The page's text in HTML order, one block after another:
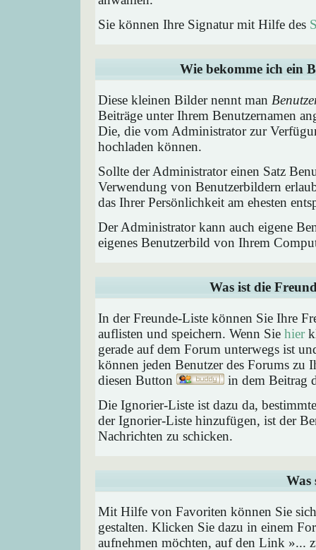
Sie können Ihre Signatur mit Hilfe des
Wie bekomme ich ein
Diese kleinen Bilder nennt man
Beiträge unter Ihrem Benutzernamen
Die, die vom Administrator zur
hochladen können.
Sollte der Administrator einen Satz
Verwendung von Benutzerbildern
das Ihrer Persönlichkeit am ehesten
Der Administrator kann auch eigene
eigenes Benutzerbild von Ihrem
Was ist die
In der Freunde-Liste können Sie Ihre
auflisten und speichern. Wenn Sie hier
gerade auf dem Forum unterwegs ist
können jeden Benutzer des Forums zu
diesen Button
in dem Beitrag
Die Ignorier-Liste ist dazu da,
der Ignorier-Liste hinzufügen, ist der
Nachrichten zu schicken.
Was
Mit Hilfe von Favoriten können Sie
gestalten. Klicken Sie dazu in einem
aufnehmen möchten, auf den Link »...